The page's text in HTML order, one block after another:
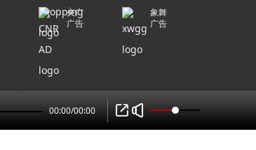
央广
广告
象舞
广告
00:00/00:00